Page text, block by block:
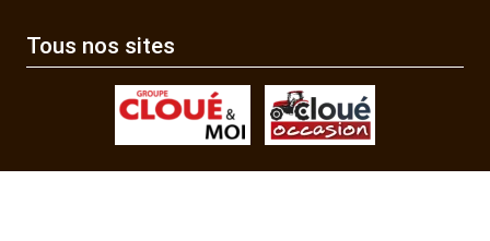
Tous nos sites